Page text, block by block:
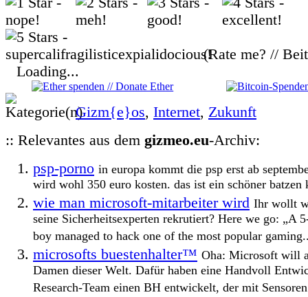
(Rate me? //
Loading...
Gizm{e}os, Internet, Zukunft
:: Relevantes aus dem gizmeo.eu-Archiv:
psp-porno in europa kommt die psp erst ab
wird wohl 350 euro kosten. das ist ein schöner
wie man microsoft-mitarbeiter wird Ihr wollt
seine Sicherheitsexperten rekrutiert? Here we go: „A
boy managed to hack one of the most popular
microsofts buestenhalter™ Oha: Microsoft will
Damen dieser Welt. Dafür haben eine Handvoll
Research-Team einen BH entwickelt, der mit